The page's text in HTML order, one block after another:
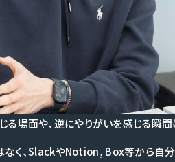
場面や、逆にやりがいを感じる瞬間
く、SlackやNotion, Box等から自